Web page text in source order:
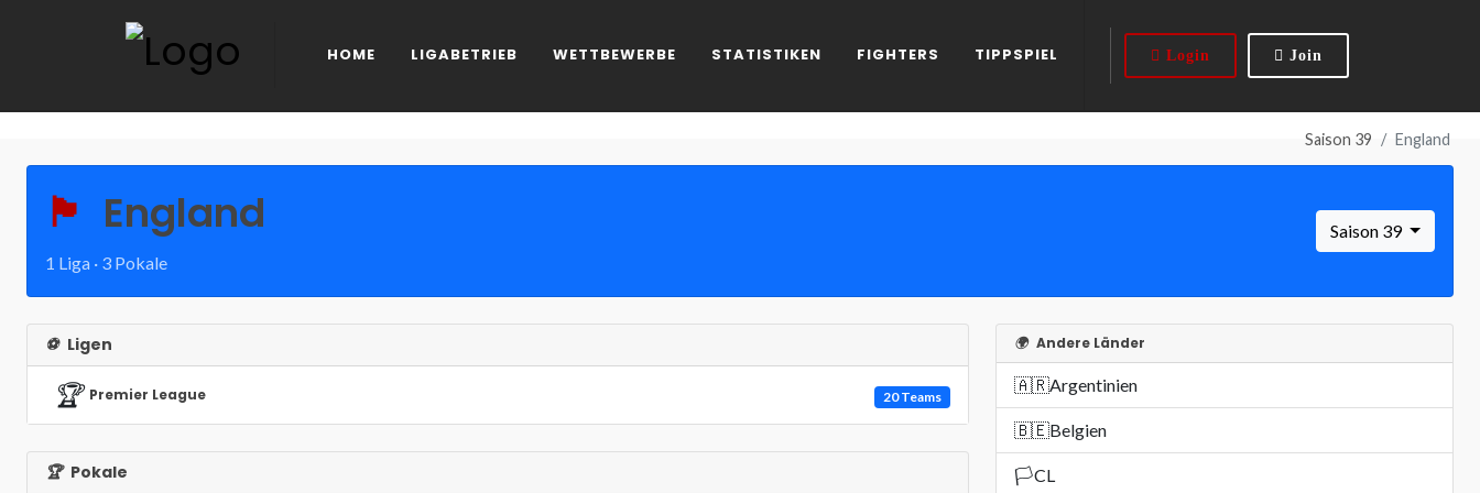
Login Join
HOME LIGABETRIEB WETTBEWERBE STATISTIKEN FIGHTERS TIPPSPIEL
Saison 39 England
🏴󠁧󠁢󠁥󠁮󠁧󠁿 England
1 Liga · 3 Pokale
Saison 39
⚽ Ligen
🏆 Premier League 20 Teams
🏆 Pokale
🌍 Andere Länder
🇦🇷Argentinien
🇧🇪Belgien
🏳️CL